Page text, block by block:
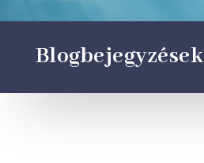
Blogbejegyzések